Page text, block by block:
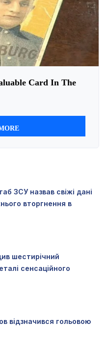
ЗСУ назвав свіжі дані
вторгнення в
шестирічний
сенсаційного
відзначився гольовою